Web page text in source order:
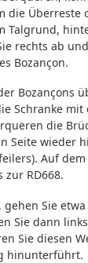
die Überreste
Talgrund,
rechts ab
Bozançon.
Bozançons
Schranke mit
die
Seite wieder
Auf
zur RD668.
gehen Sie
Sie dann
Sie diesen
hinunterführt.